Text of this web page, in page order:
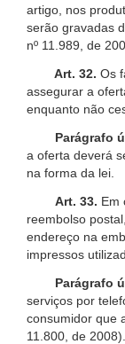
artigo, nos
serão
nº 11.989, de
Art. 32. Os
assegurar a
enquanto não
Parágrafo
a oferta deverá
na forma da lei.
Art. 33. Em
reembolso
endereço na
impressos
Parágrafo
serviços por
consumidor
11.800, de 2008).